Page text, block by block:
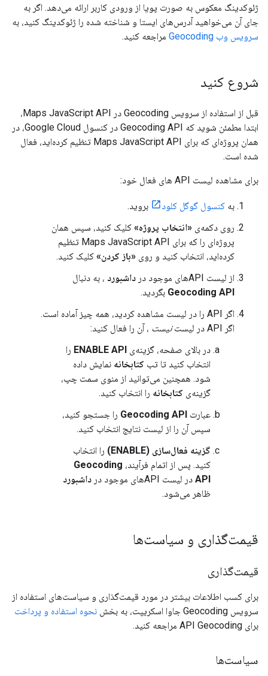
ژئوکدینگ معکوس به صورت پویا از ورودی کاربر ارائه می‌دهد. اگر به
جای آن می‌خواهید آدرس‌های ایستا و شناخته شده را ژئوکدینگ کنید، به
سرویس وب Geocoding
مراجعه کنید.
شروع کنید
قبل از استفاده از سرویس Geocoding در Maps JavaScript API،
ابتدا مطمئن شوید که Geocoding API در کنسول Google Cloud، در
همان پروژه‌ای که برای Maps JavaScript API تنظیم کرده‌اید، فعال
شده است.
برای مشاهده لیست API های فعال خود:
به کنسول گوگل کلود
بروید.
روی دکمه‌ی «انتخاب پروژه» کلیک کنید، سپس همان
پروژه‌ای را که برای Maps JavaScript API تنظیم
کرده‌اید، انتخاب کنید و روی «باز کردن» کلیک کنید.
از لیست APIهای موجود در
داشبورد ، به دنبال
Geocoding API بگردید.
اگر API را در لیست مشاهده کردید، همه چیز آماده است.
اگر API در لیست
نیست ، آن را فعال کنید:
در بالای صفحه، گزینه‌ی ENABLE API را
انتخاب کنید تا تب کتابخانه نمایش داده
شود. همچنین می‌توانید از منوی سمت چپ،
گزینه‌ی کتابخانه را انتخاب کنید.
عبارت Geocoding API را جستجو کنید،
سپس آن را از لیست نتایج انتخاب کنید.
گزینه فعال‌سازی (ENABLE)
را انتخاب
کنید. پس از اتمام فرآیند، Geocoding
API در لیست APIهای موجود در
داشبورد
ظاهر می‌شود.
قیمت‌گذاری و سیاست‌ها
قیمت‌گذاری
برای کسب اطلاعات بیشتر در مورد قیمت‌گذاری و سیاست‌های استفاده از
سرویس Geocoding جاوا اسکریپت، به بخش
نحوه استفاده و پرداخت
برای API Geocoding مراجعه کنید.
سیاست‌ها